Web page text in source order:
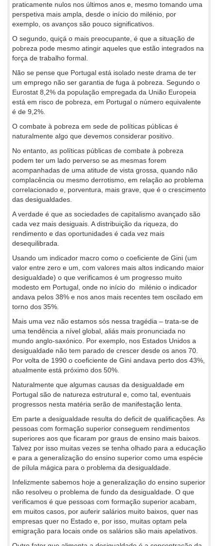
praticamente nulos nos últimos anos e, mesmo tomando uma
perspetiva mais ampla, desde o início do milénio, por
exemplo, os avanços são pouco significativos.
O segundo, quiçá o mais preocupante, é que a situação de
pobreza pode mesmo atingir aqueles que estão integrados na
força de trabalho formal.
Não se pense que Portugal está isolado neste drama de ter
um emprego não ser garantia de fuga à pobreza. Segundo o
Eurostat 8,2% da população empregada da União Europeia
está em risco de pobreza, em Portugal o número equivalente
é de 9,2%.
O combate à pobreza em sede de políticas públicas é
naturalmente algo que devemos considerar positivo.
No entanto, as políticas públicas de combate à pobreza
podem ter um lado perverso se as mesmas forem
acompanhadas de uma atitude de vista grossa, quando não
complacência ou mesmo derrotismo, em relação ao problema
correlacionado e, porventura, mais grave, que é o crescimento
das desigualdades.
A verdade é que as sociedades de capitalismo avançado são
cada vez mais desiguais. A distribuição da riqueza, do
rendimento e das oportunidades é cada vez mais
desequilibrada.
Usando um indicador macro como o coeficiente de Gini (um
valor entre zero e um, com valores mais altos indicando maior
desigualdade) o que verificamos é um progresso muito
modesto em Portugal, onde no início do milénio o indicador
andava pelos 38% e nos anos mais recentes tem oscilado em
torno dos 35%.
Mais uma vez não estamos sós nessa tragédia – trata-se de
uma tendência a nível global, aliás mais pronunciada no
mundo anglo-saxónico. Por exemplo, nos Estados Unidos a
desigualdade não tem parado de crescer desde os anos 70.
Por volta de 1990 o coeficiente de Gini andava perto dos 43%,
atualmente está próximo dos 50%.
Naturalmente que algumas causas da desigualdade em
Portugal são de natureza estrutural e, como tal, eventuais
progressos nesta matéria serão de manifestação lenta.
Em parte a desigualdade resulta do deficit de qualificações. As
pessoas com formação superior conseguem rendimentos
superiores aos que ficaram por graus de ensino mais baixos.
Talvez por isso muitas vezes se tenha olhado para a educação
e para a generalização do ensino superior como uma espécie
de pílula mágica para o problema da desigualdade.
Infelizmente sabemos hoje a generalização do ensino superior
não resolveu o problema de fundo da desigualdade. O que
verificamos é que pessoas com formação superior acabam,
em muitos casos, por auferir salários muito baixos, quer nas
empresas quer no Estado e, por isso, muitas optam pela
emigração para locais onde os salários são mais apelativos.